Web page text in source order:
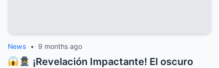
News • 9 months ago
¡Revelación Impactante! El oscuro